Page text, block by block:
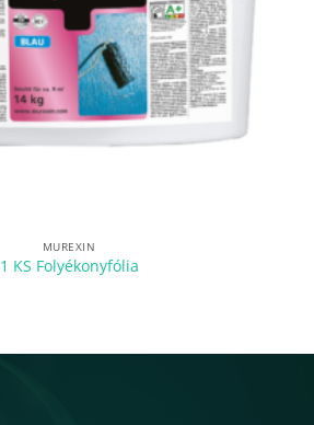
MUREXIN
1 KS Folyékonyfólia